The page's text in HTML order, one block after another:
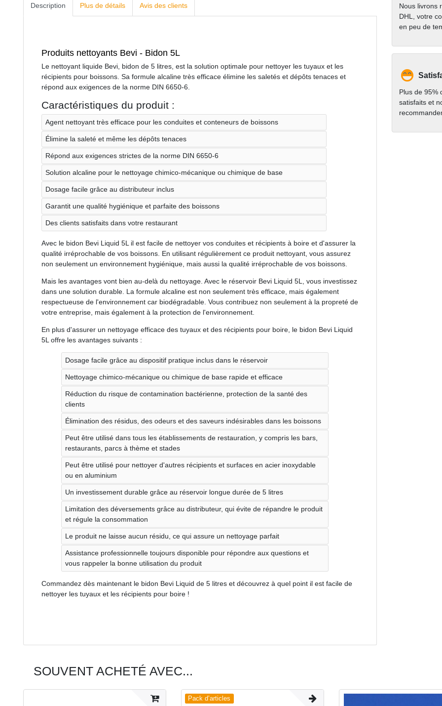
Description Plus de détails Avis des clients
Produits nettoyants Bevi - Bidon 5L
Le nettoyant liquide Bevi, bidon de 5 litres, est la solution optimale pour nettoyer les tuyaux et les
récipients pour boissons. Sa formule alcaline très efficace élimine les saletés et dépôts tenaces et
répond aux exigences de la norme DIN 6650-6.
Caractéristiques du produit :
Agent nettoyant très efficace pour les conduites et conteneurs de boissons
Élimine la saleté et même les dépôts tenaces
Répond aux exigences strictes de la norme DIN 6650-6
Solution alcaline pour le nettoyage chimico-mécanique ou chimique de base
Dosage facile grâce au distributeur inclus
Garantit une qualité hygiénique et parfaite des boissons
Des clients satisfaits dans votre restaurant
Avec le bidon Bevi Liquid 5L il est facile de nettoyer vos conduites et récipients à boire et d'assurer la
qualité irréprochable de vos boissons. En utilisant régulièrement ce produit nettoyant, vous assurez
non seulement un environnement hygiénique, mais aussi la qualité irréprochable de vos boissons.
Mais les avantages vont bien au-delà du nettoyage. Avec le réservoir Bevi Liquid 5L, vous investissez
dans une solution durable. La formule alcaline est non seulement très efficace, mais également
respectueuse de l'environnement car biodégradable. Vous contribuez non seulement à la propreté de
votre entreprise, mais également à la protection de l'environnement.
En plus d'assurer un nettoyage efficace des tuyaux et des récipients pour boire, le bidon Bevi Liquid
5L offre les avantages suivants :
Dosage facile grâce au dispositif pratique inclus dans le réservoir
Nettoyage chimico-mécanique ou chimique de base rapide et efficace
Réduction du risque de contamination bactérienne, protection de la santé des
clients
Élimination des résidus, des odeurs et des saveurs indésirables dans les boissons
Peut être utilisé dans tous les établissements de restauration, y compris les bars,
restaurants, parcs à thème et stades
Peut être utilisé pour nettoyer d'autres récipients et surfaces en acier inoxydable
ou en aluminium
Un investissement durable grâce au réservoir longue durée de 5 litres
Limitation des déversements grâce au distributeur, qui évite de répandre le produit
et régule la consommation
Le produit ne laisse aucun résidu, ce qui assure un nettoyage parfait
Assistance professionnelle toujours disponible pour répondre aux questions et
vous rappeler la bonne utilisation du produit
Commandez dès maintenant le bidon Bevi Liquid de 5 litres et découvrez à quel point il est facile de
nettoyer les tuyaux et les récipients pour boire !
Nous livrons
DHL, votre
en peu de
Plus de 95%
satisfaits et
SOUVENT ACHETÉ AVEC...
Pack d’articles